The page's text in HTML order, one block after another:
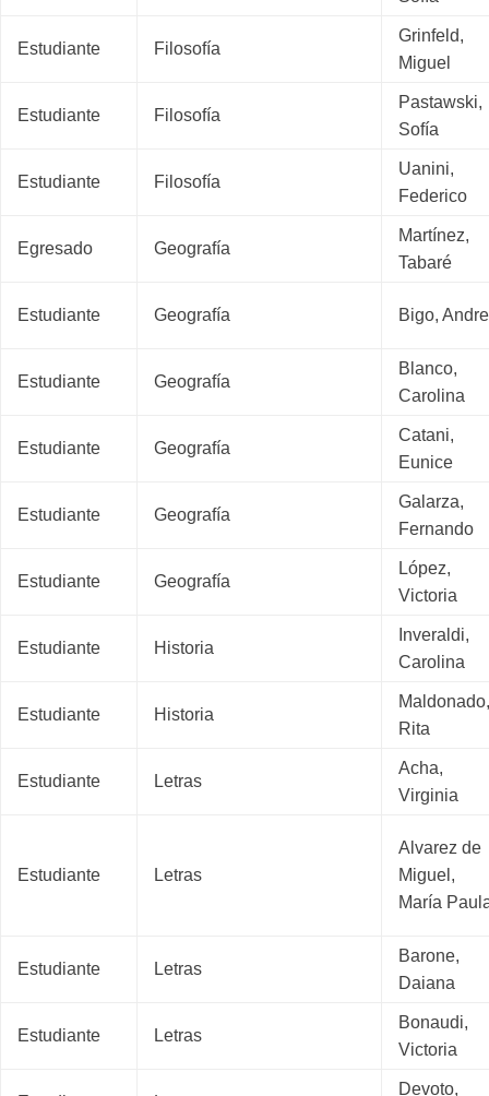
Estudiante Filosofía
Grinfeld,
Miguel
Estudiante Filosofía
Pastawski,
Sofía
Estudiante Filosofía
Uanini,
Federico
Egresado Geografía
Martínez,
Tabaré
Estudiante Geografía Bigo,
Estudiante Geografía
Blanco,
Carolina
Estudiante Geografía
Catani,
Eunice
Estudiante Geografía
Galarza,
Fernando
Estudiante Geografía
López,
Victoria
Estudiante Historia
Inveraldi,
Carolina
Estudiante Historia
Maldonado,
Rita
Estudiante Letras
Acha,
Virginia
Estudiante Letras
Alvarez de
Miguel,
María
Estudiante Letras
Barone,
Daiana
Estudiante Letras
Bonaudi,
Victoria
Devoto,